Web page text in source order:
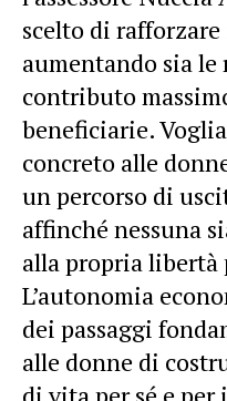
scelto di
aumentando sia
contributo
beneficiarie.
concreto alle
un percorso di
affinché nessuna
alla propria
L’autonomia
dei passaggi
alle donne di